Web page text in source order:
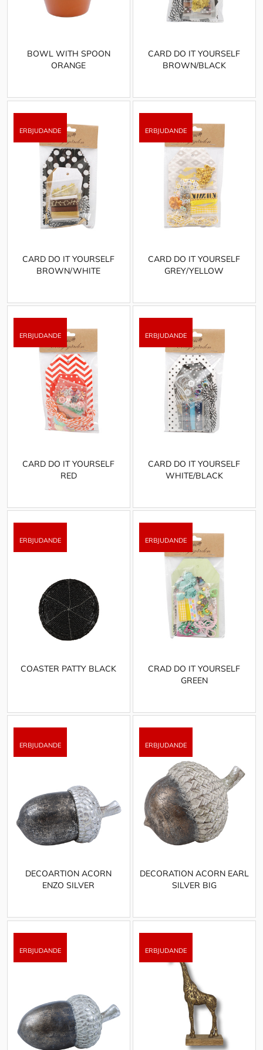
BOWL WITH SPOON
ORANGE
CARD DO IT YOURSELF
BROWN/BLACK
CARD DO IT YOURSELF
BROWN/WHITE
CARD DO IT YOURSELF
GREY/YELLOW
CARD DO IT YOURSELF
RED
CARD DO IT YOURSELF
WHITE/BLACK
COASTER PATTY BLACK
CRAD DO IT YOURSELF
GREEN
DECOARTION ACORN
ENZO SILVER
DECORATION ACORN EARL
SILVER BIG